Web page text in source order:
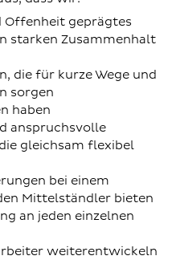
Offenheit geprägtes
starken Zusammenhalt
die für kurze Wege und
sorgen
haben
anspruchsvolle
gleichsam flexibel
bei einem
Mittelständler bieten
an jeden einzelnen
weiterentwickeln